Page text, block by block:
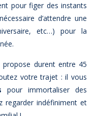
pour figer des instants
d’attendre une
etc…) pour la
durent entre 45
votre trajet : il vous
pour immortaliser des
regarder indéfiniment et